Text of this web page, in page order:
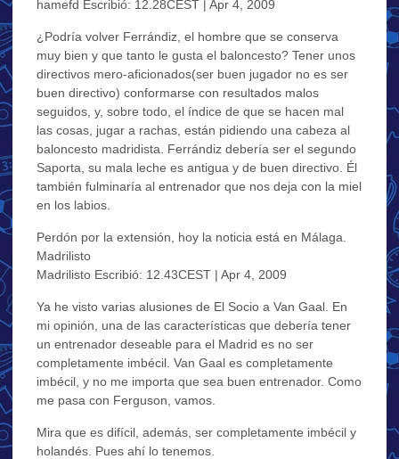
hamefd Escribió: 12.28CEST | Apr 4, 2009
¿Podría volver Ferrándiz, el hombre que se conserva
muy bien y que tanto le gusta el baloncesto? Tener unos
directivos mero-aficionados(ser buen jugador no es ser
buen directivo) conformarse con resultados malos
seguidos, y, sobre todo, el índice de que se hacen mal
las cosas, jugar a rachas, están pidiendo una cabeza al
baloncesto madridista. Ferrándiz debería ser el segundo
Saporta, su mala leche es antigua y de buen directivo. Él
también fulminaría al entrenador que nos deja con la miel
en los labios.
Perdón por la extensión, hoy la noticia está en Málaga.
Madrilisto
Madrilisto Escribió: 12.43CEST | Apr 4, 2009
Ya he visto varias alusiones de El Socio a Van Gaal. En
mi opinión, una de las características que debería tener
un entrenador deseable para el Madrid es no ser
completamente imbécil. Van Gaal es completamente
imbécil, y no me importa que sea buen entrenador. Como
me pasa con Ferguson, vamos.
Mira que es difícil, además, ser completamente imbécil y
holandés. Pues ahí lo tenemos.